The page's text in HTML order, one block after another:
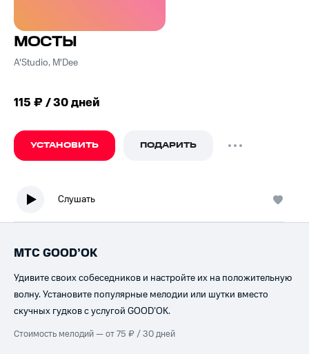
МОСТЫ
A'Studio, M'Dee
115 ₽ / 30 дней
УСТАНОВИТЬ ПОДАРИТЬ
Слушать
МТС GOOD’OK
Удивите своих собеседников и настройте их на положительную
волну. Установите популярные мелодии или шутки вместо
скучных гудков с услугой GOOD’OK.
Стоимость мелодий — от 75 ₽ / 30 дней